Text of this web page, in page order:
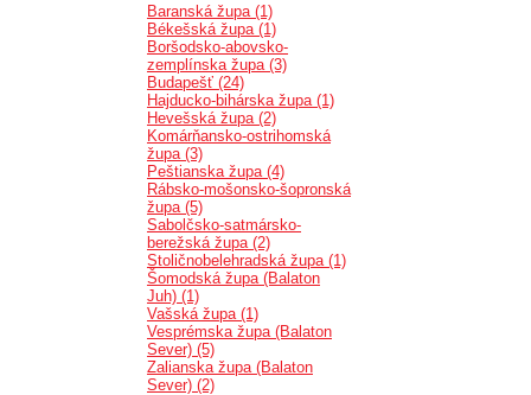
Baranská župa (1)
Békešská župa (1)
Boršodsko-abovsko-
zemplínska župa (3)
Budapešť (24)
Hajducko-bihárska župa (1)
Hevešská župa (2)
Komárňansko-ostrihomská
župa (3)
Peštianska župa (4)
Rábsko-mošonsko-šopronská
župa (5)
Sabolčsko-satmársko-
berežská župa (2)
Stoličnobelehradská župa (1)
Šomodská župa (Balaton
Juh) (1)
Vašská župa (1)
Vesprémska župa (Balaton
Sever) (5)
Zalianska župa (Balaton
Sever) (2)